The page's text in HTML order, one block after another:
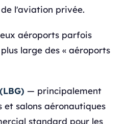
l'aviation privée.
aéroports parfois
large des « aéroports
— principalement
salons aéronautiques
standard pour les